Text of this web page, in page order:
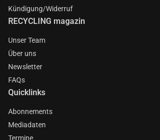
Kündigung/Widerruf
RECYCLING magazin
Unser Team
Über uns
Newsletter
FAQs
Quicklinks
Abonnements
Mediadaten
Termine